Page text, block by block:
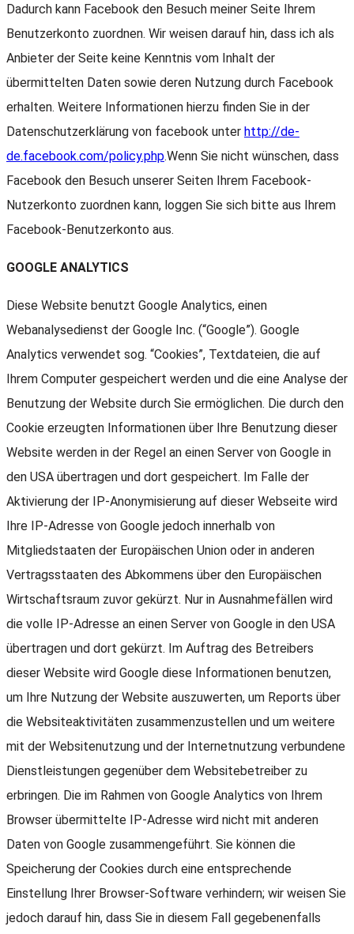
Dadurch kann Facebook den Besuch meiner Seite Ihrem
Benutzerkonto zuordnen. Wir weisen darauf hin, dass ich als
Anbieter der Seite keine Kenntnis vom Inhalt der
übermittelten Daten sowie deren Nutzung durch Facebook
erhalten. Weitere Informationen hierzu finden Sie in der
Datenschutzerklärung von facebook unter http://de-
de.facebook.com/policy.php.Wenn Sie nicht wünschen, dass
Facebook den Besuch unserer Seiten Ihrem Facebook-
Nutzerkonto zuordnen kann, loggen Sie sich bitte aus Ihrem
Facebook-Benutzerkonto aus.
GOOGLE ANALYTICS
Diese Website benutzt Google Analytics, einen
Webanalysedienst der Google Inc. (“Google”). Google
Analytics verwendet sog. “Cookies”, Textdateien, die auf
Ihrem Computer gespeichert werden und die eine Analyse der
Benutzung der Website durch Sie ermöglichen. Die durch den
Cookie erzeugten Informationen über Ihre Benutzung dieser
Website werden in der Regel an einen Server von Google in
den USA übertragen und dort gespeichert. Im Falle der
Aktivierung der IP-Anonymisierung auf dieser Webseite wird
Ihre IP-Adresse von Google jedoch innerhalb von
Mitgliedstaaten der Europäischen Union oder in anderen
Vertragsstaaten des Abkommens über den Europäischen
Wirtschaftsraum zuvor gekürzt. Nur in Ausnahmefällen wird
die volle IP-Adresse an einen Server von Google in den USA
übertragen und dort gekürzt. Im Auftrag des Betreibers
dieser Website wird Google diese Informationen benutzen,
um Ihre Nutzung der Website auszuwerten, um Reports über
die Websiteaktivitäten zusammenzustellen und um weitere
mit der Websitenutzung und der Internetnutzung verbundene
Dienstleistungen gegenüber dem Websitebetreiber zu
erbringen. Die im Rahmen von Google Analytics von Ihrem
Browser übermittelte IP-Adresse wird nicht mit anderen
Daten von Google zusammengeführt. Sie können die
Speicherung der Cookies durch eine entsprechende
Einstellung Ihrer Browser-Software verhindern; wir weisen Sie
jedoch darauf hin, dass Sie in diesem Fall gegebenenfalls